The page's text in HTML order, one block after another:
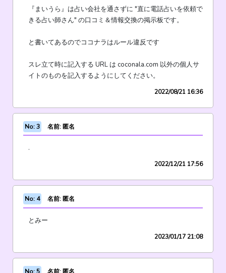
『まいうら』は占い会社を通さずに "直に電話占いを依頼で
きる占い師さん" の口コミ＆情報交換の掲示板です。
と書いてあるのでココナラはルール違反です
スレ立て時に記入する URL は coconala.com 以外の個人サ
イトのものを記入するようにしてください。
2022/08/21 16:36
No: 3 名前: 匿名
.
2022/12/21 17:56
No: 4 名前: 匿名
とみー
2023/01/17 21:08
No: 5 名前: 匿名